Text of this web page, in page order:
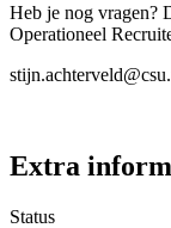
Heb je nog vragen?
Operationeel
Extra
Status